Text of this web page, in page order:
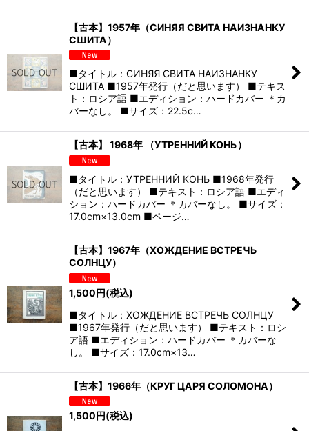
【古本】1957年（СИНЯЯ СВИТА НАИЗНАНКУ
СШИТА）
■タイトル：СИНЯЯ СВИТА НАИЗНАНКУ
СШИТА ■1957年発行（だと思います） ■テキス
ト：ロシア語 ■エディション：ハードカバー ＊カ
バーなし。 ■サイズ：22.5c…
【古本】 1968年 （УТРЕННИЙ КОНЬ）
■タイトル：УТРЕННИЙ КОНЬ ■1968年発行
（だと思います） ■テキスト：ロシア語 ■エディ
ション：ハードカバー ＊カバーなし。 ■サイズ：
17.0cm×13.0cm ■ページ…
【古本】1967年（ХОЖДЕНИЕ ВСТРЕЧЬ
СОЛНЦУ）
1,500円(税込)
■タイトル：ХОЖДЕНИЕ ВСТРЕЧЬ СОЛНЦУ
■1967年発行（だと思います） ■テキスト：ロシ
ア語 ■エディション：ハードカバー ＊カバーな
し。 ■サイズ：17.0cm×13…
【古本】1966年（КРУГ ЦАРЯ СОЛОМОНА）
1,500円(税込)